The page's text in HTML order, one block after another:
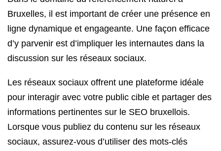
Bruxelles, il est important de créer une présence en
ligne dynamique et engageante. Une façon efficace
d’y parvenir est d’impliquer les internautes dans la
discussion sur les réseaux sociaux.
Les réseaux sociaux offrent une plateforme idéale
pour interagir avec votre public cible et partager des
informations pertinentes sur le SEO bruxellois.
Lorsque vous publiez du contenu sur les réseaux
sociaux, assurez-vous d’utiliser des mots-clés